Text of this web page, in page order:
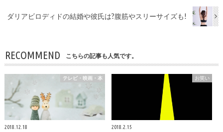
ダリアビロディドの結婚や彼氏は?腹筋やスリーサイズも!
RECOMMEND こちらの記事も人気です。
テレビ・映画・本
2018.12.18
お笑い
2018.2.15